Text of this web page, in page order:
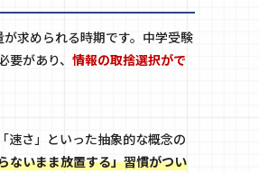
求められる時期です。中学受験
があり、 情報の取捨選択がで
速さ」といった抽象的な概念の
ないまま放置する」習慣がつい